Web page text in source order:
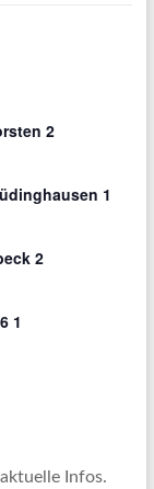
2
1
2
1
Infos.